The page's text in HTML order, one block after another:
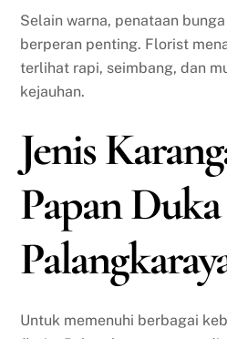
Selain warna, penataan
berperan penting. Florist
terlihat rapi, seimbang, dan
kejauhan.
Jenis
Papan
Untuk memenuhi berbagai